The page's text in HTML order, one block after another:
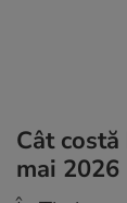
Cât
mai 2026